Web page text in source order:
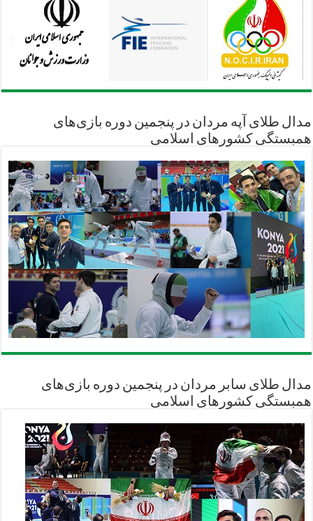
مدال طلای آپه مردان در پنجمین دوره بازی‌های
همبستگی کشورهای اسلامی
مدال طلای سابر مردان در پنجمین دوره بازی‌های
همبستگی کشورهای اسلامی